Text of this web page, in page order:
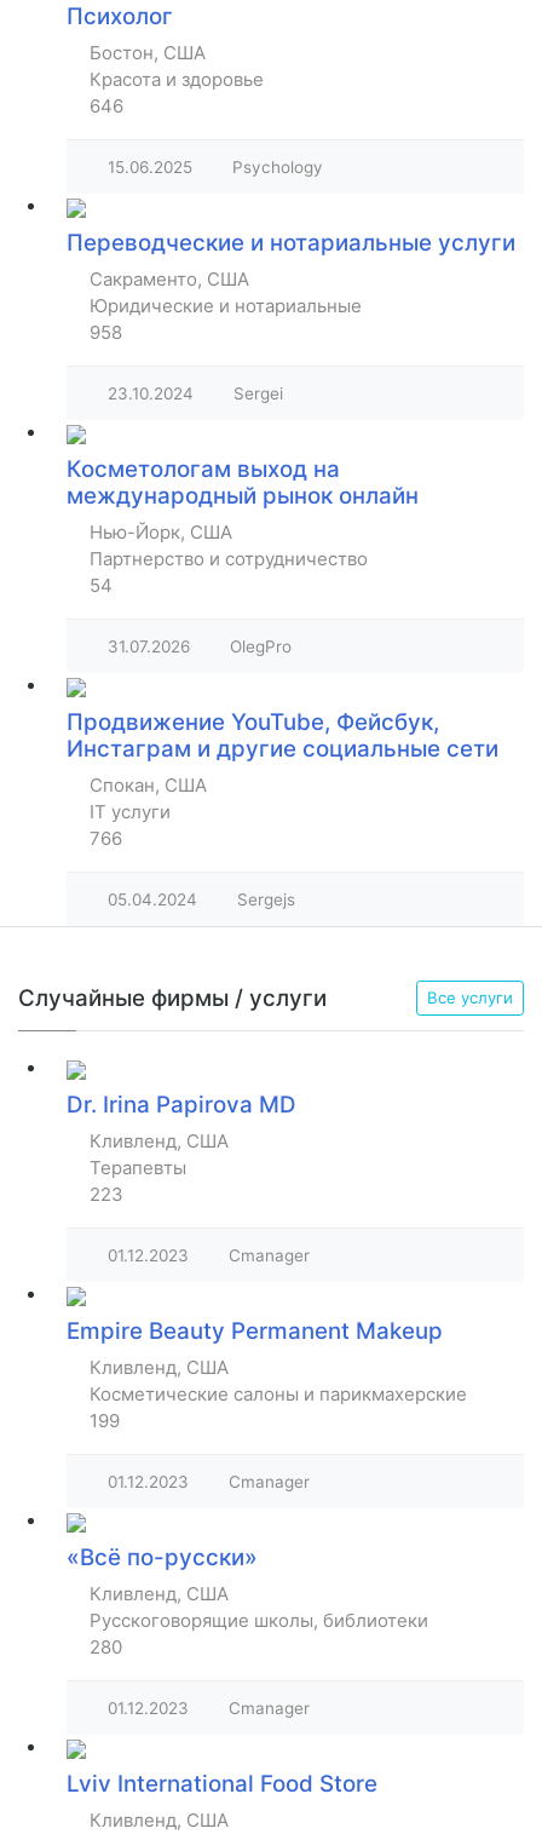
Психолог
Бостон, США
Красота и здоровье
646
15.06.2025 Psychology
Переводческие и нотариальные услуги
Сакраменто, США
Юридические и нотариальные
958
23.10.2024 Sergei
Косметологам выход на
международный рынок онлайн
Нью-Йорк, США
Партнерство и сотрудничество
54
31.07.2026 OlegPro
Продвижение YouTube, Фейсбук,
Инстаграм и другие социальные сети
Спокан, США
IT услуги
766
05.04.2024 Sergejs
Случайные фирмы / услуги Все услуги
Dr. Irina Papirova MD
Кливленд, США
Терапевты
223
01.12.2023 Cmanager
Empire Beauty Permanent Makeup
Кливленд, США
Косметические салоны и парикмахерские
199
01.12.2023 Cmanager
«Всё по-русски»
Кливленд, США
Русскоговорящие школы, библиотеки
280
01.12.2023 Cmanager
Lviv International Food Store
Кливленд, США